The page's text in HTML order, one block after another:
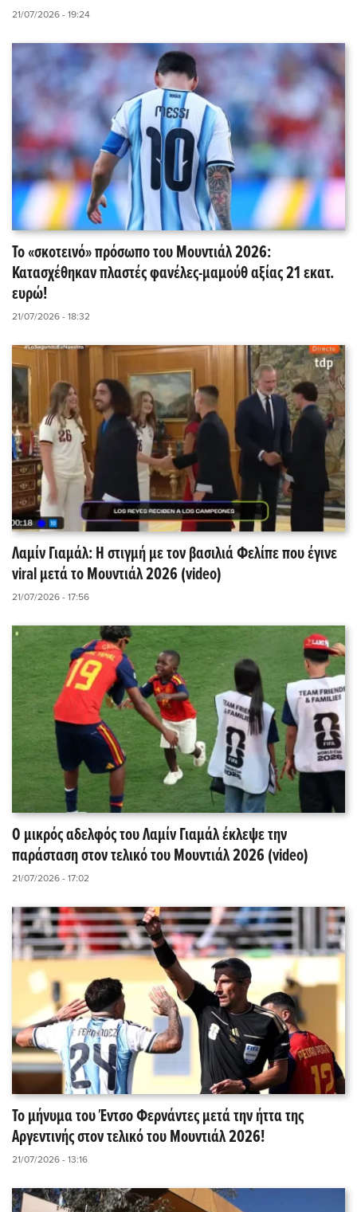
21/07/2026 - 19:24
Το «σκοτεινό» πρόσωπο του Μουντιάλ 2026:
Κατασχέθηκαν πλαστές φανέλες-μαμούθ αξίας 21 εκατ.
ευρώ!
21/07/2026 - 18:32
Λαμίν Γιαμάλ: Η στιγμή με τον βασιλιά Φελίπε που έγινε
viral μετά το Μουντιάλ 2026 (video)
21/07/2026 - 17:56
Ο μικρός αδελφός του Λαμίν Γιαμάλ έκλεψε την
παράσταση στον τελικό του Μουντιάλ 2026 (video)
21/07/2026 - 17:02
Το μήνυμα του Έντσο Φερνάντες μετά την ήττα της
Αργεντινής στον τελικό του Μουντιάλ 2026!
21/07/2026 - 13:16